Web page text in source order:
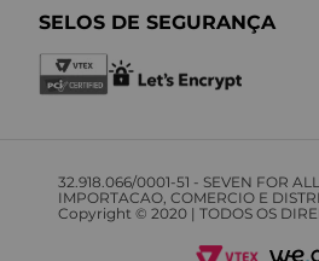
SELOS DE SEGURANÇA
32.918.066/0001-51 - SEVEN FOR
IMPORTACAO, COMERCIO E
Copyright © 2020 | TODOS OS